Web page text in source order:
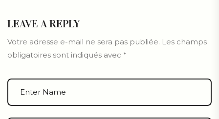
LEAVE A REPLY
Votre adresse e-mail ne sera pas publiée. Les champs
obligatoires sont indiqués avec *